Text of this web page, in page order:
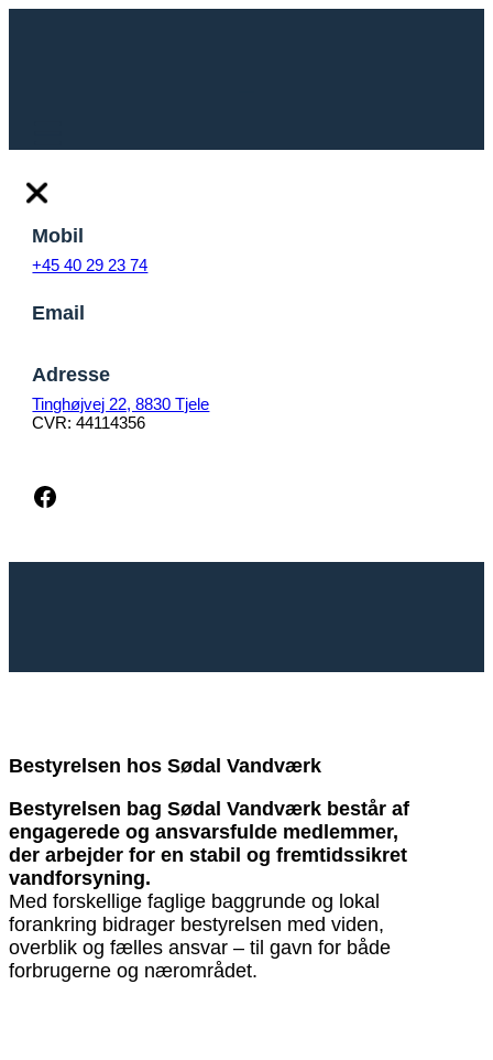
Mobil
+45 40 29 23 74
Email
Adresse
Tinghøjvej 22, 8830 Tjele
CVR: 44114356
Facebook
Bestyrelsen hos Sødal Vandværk
Bestyrelsen bag Sødal Vandværk består af
engagerede og ansvarsfulde medlemmer,
der arbejder for en stabil og fremtidssikret
vandforsyning.
Med forskellige faglige baggrunde og lokal
forankring bidrager bestyrelsen med viden,
overblik og fælles ansvar – til gavn for både
forbrugerne og nærområdet.